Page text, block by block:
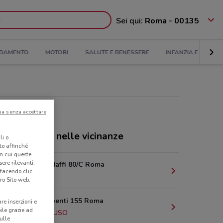
Sei qui: Roma - 00135
MOTORI SALUTE E BENESSERE INFANZIA E GIOCHI
Caddy's nelle vicinanze
Via Pietro Maffi 80/C Roma
3.2 km
Via dei Serpenti 155 Roma
5.1 km
CHIUSO
o
affinché
cui queste
rilevanti.
clic
Sito web.
inserzioni e
grazie ad
senza accettare